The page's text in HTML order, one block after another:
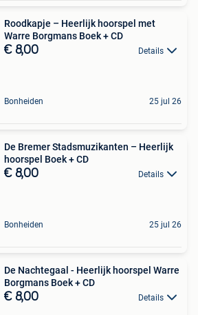
Roodkapje – Heerlijk hoorspel met
Warre Borgmans Boek + CD
€ 8,00 Details
Bonheiden 25 jul 26
De Bremer Stadsmuzikanten – Heerlijk
hoorspel Boek + CD
€ 8,00 Details
Bonheiden 25 jul 26
De Nachtegaal - Heerlijk hoorspel Warre
Borgmans Boek + CD
€ 8,00 Details